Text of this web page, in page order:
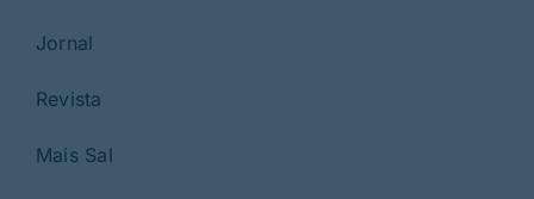
Jornal
Revista
Mais Sal